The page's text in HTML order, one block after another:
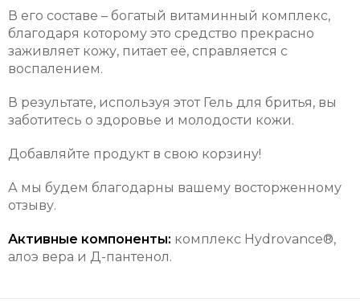
В его составе – богатый витаминный комплекс,
благодаря которому это средство прекрасно
заживляет кожу, питает её, справляется с
воспалением.
В результате, используя этот Гель для бритья, вы
заботитесь о здоровье и молодости кожи.
Добавляйте продукт в свою корзину!
А мы будем благодарны вашему восторженному
отзыву.
Активные компоненты: комплекс Hydrovance®,
алоэ вера и Д-пантенол.